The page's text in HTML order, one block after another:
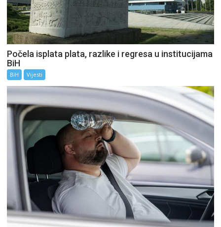
Počela isplata plata, razlike i regresa u institucijama
BiH
BiH Vijesti